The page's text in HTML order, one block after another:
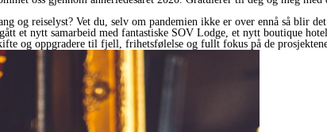
og reiselyst? Vet du, selv om pandemien ikke er over ennå så blir
et nytt samarbeid med fantastiske SOV Lodge, et nytt boutique
og oppgradere til fjell, frihetsfølelse og fullt fokus på de